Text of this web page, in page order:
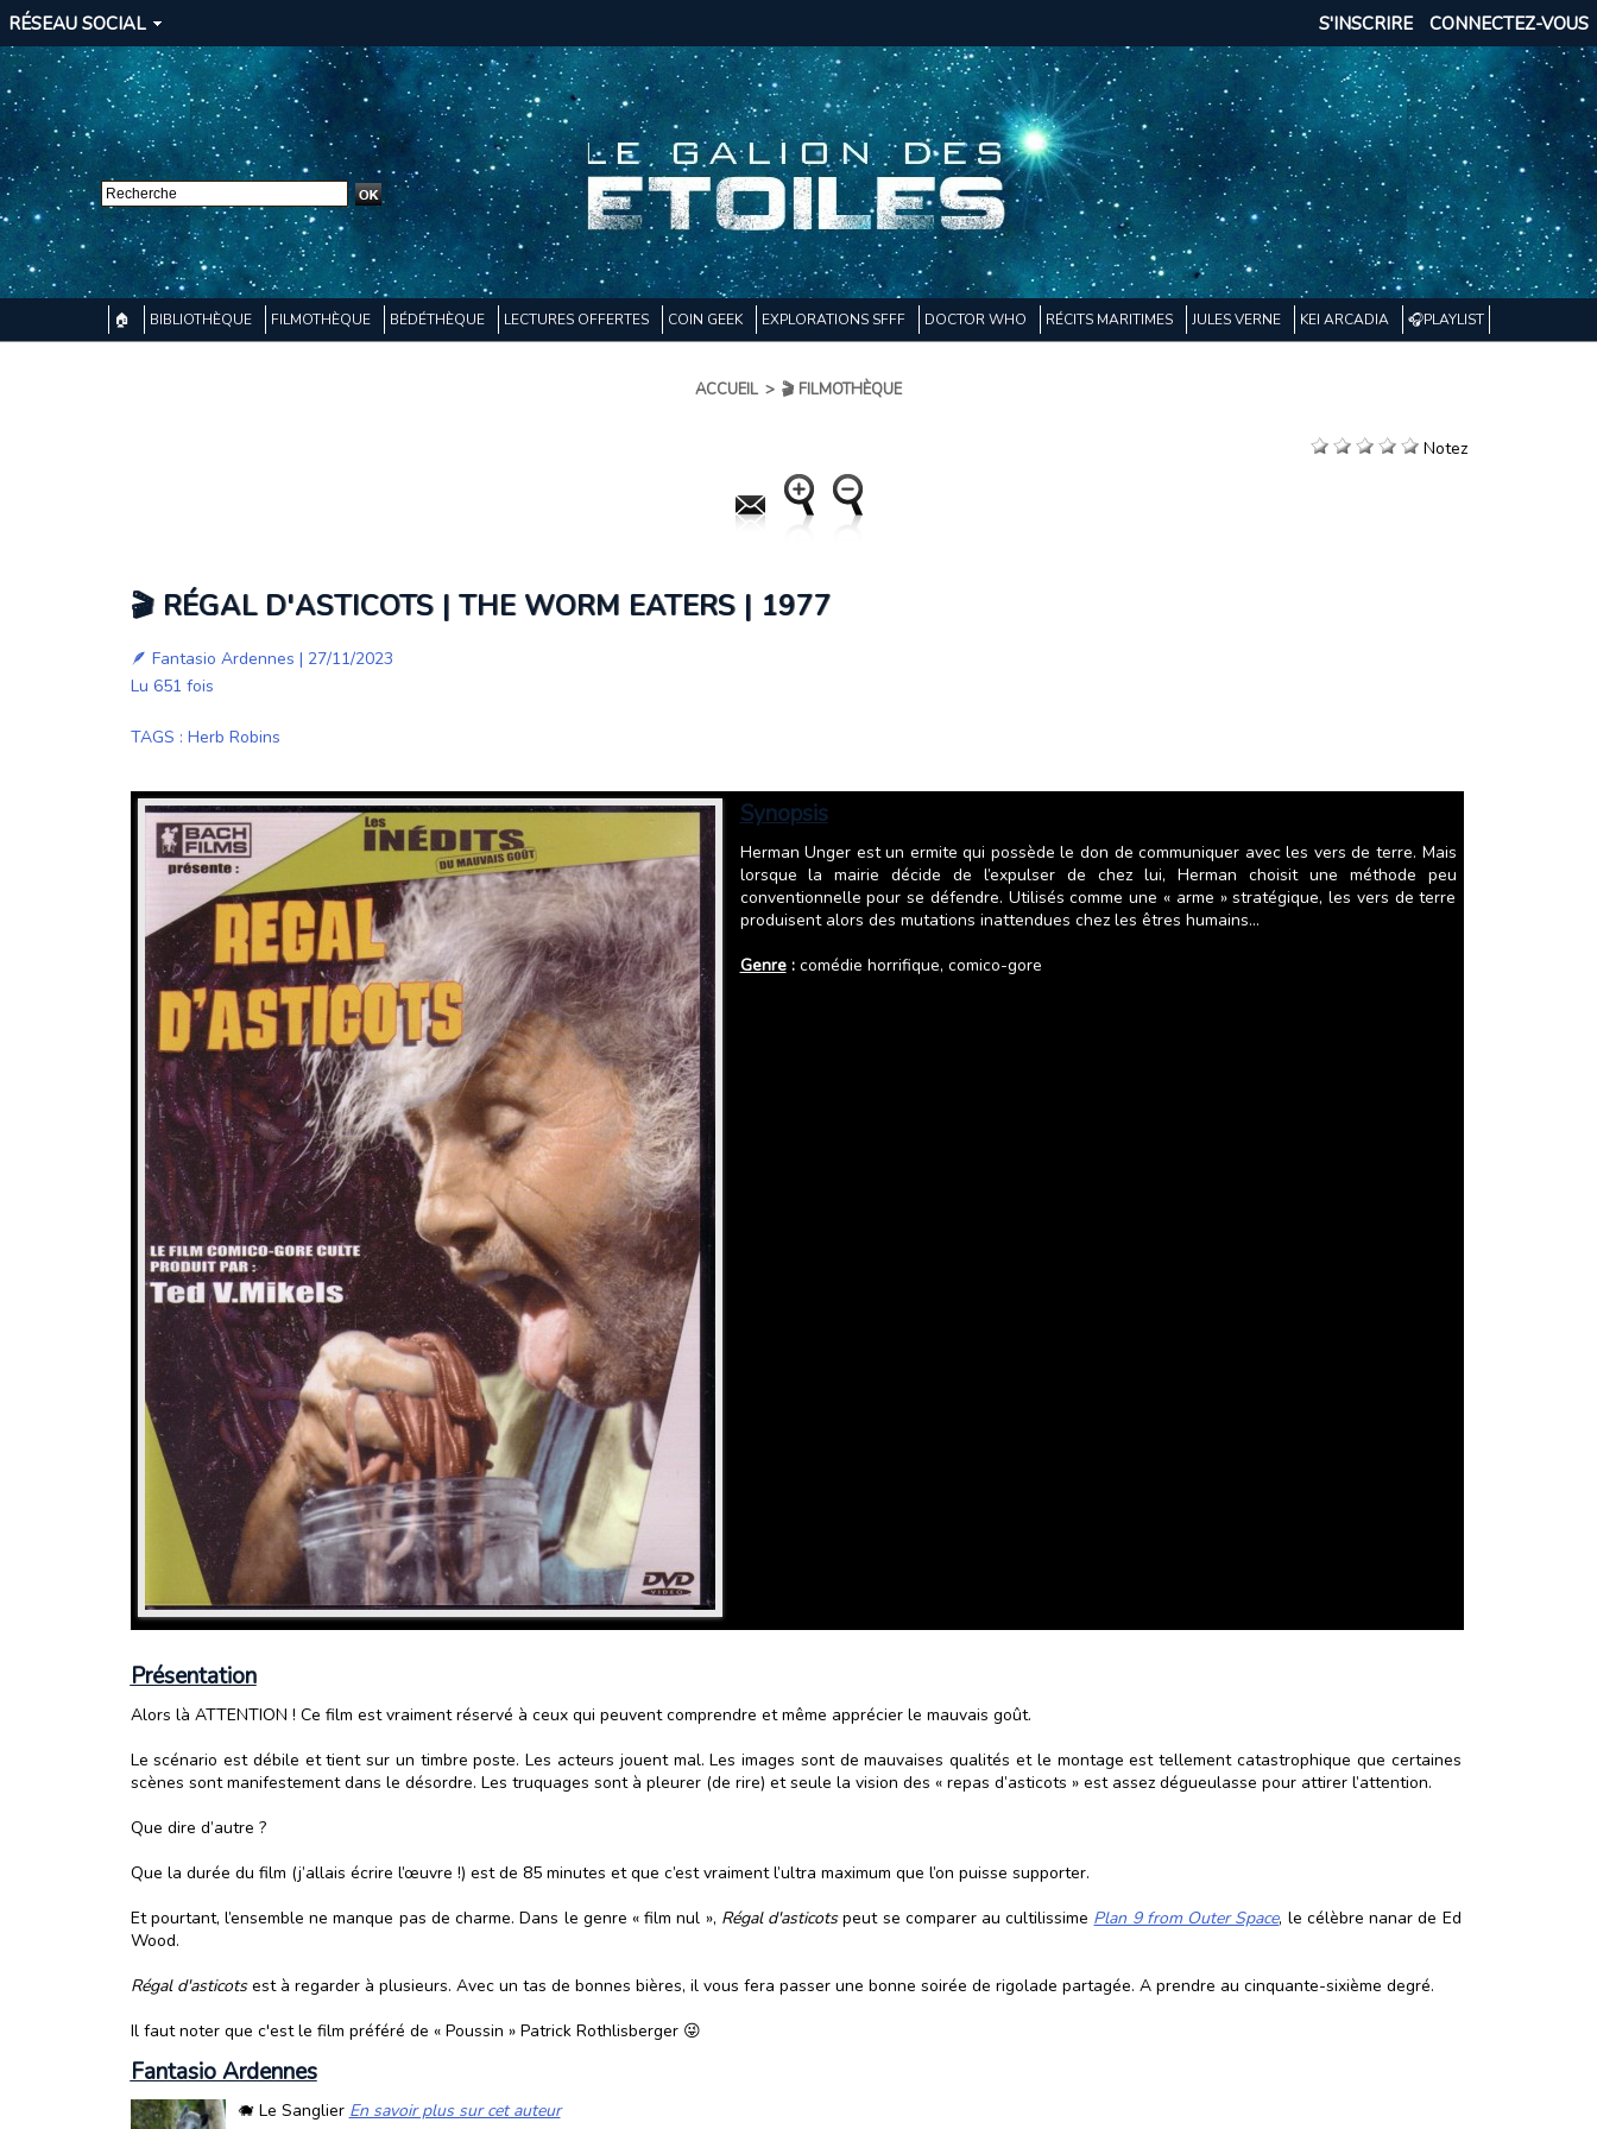
RÉSEAU SOCIAL CONNECTEZ-VOUS
S'INSCRIRE
🏠 BIBLIOTHÈQUE FILMOTHÈQUE BÉDÉTHÈQUE LECTURES OFFERTES COIN GEEK EXPLORATIONS SFFF DOCTOR WHO RÉCITS MARITIMES JULES VERNE KEI ARCADIA 🎧PLAYLIST
ACCUEIL > 🎬 FILMOTHÈQUE
Notez
🎬 RÉGAL D'ASTICOTS | THE WORM EATERS | 1977
🪶 Fantasio Ardennes | 27/11/2023
Lu 651 fois
TAGS : Herb Robins
Synopsis
Herman Unger est un ermite qui possède le don de communiquer avec les vers de terre. Mais
lorsque la mairie décide de l’expulser de chez lui, Herman choisit une méthode peu
conventionnelle pour se défendre. Utilisés comme une « arme » stratégique, les vers de terre
produisent alors des mutations inattendues chez les êtres humains…
Genre:comédie horrifique, comico-gore
Présentation
Alors là ATTENTION ! Ce film est vraiment réservé à ceux qui peuvent comprendre et même apprécier le mauvais goût.
Le scénario est débile et tient sur un timbre poste. Les acteurs jouent mal. Les images sont de mauvaises qualités et le montage est tellement catastrophique que certaines
scènes sont manifestement dans le désordre. Les truquages sont à pleurer (de rire) et seule la vision des « repas d’asticots » est assez dégueulasse pour attirer l’attention.
Que dire d’autre ?
Que la durée du film (j’allais écrire l’œuvre !) est de 85 minutes et que c’est vraiment l’ultra maximum que l’on puisse supporter.
Et pourtant, l’ensemble ne manque pas de charme. Dans le genre « film nul », Régal d'asticotspeut se comparer au cultilissime Plan 9 from Outer Space, le célèbre nanar de Ed
Wood.
Régal d'asticotsest à regarder à plusieurs. Avec un tas de bonnes bières, il vous fera passer une bonne soirée de rigolade partagée. A prendre au cinquante-sixième degré.
Il faut noter que c'est le film préféré de « Poussin » Patrick Rothlisberger 😜
Fantasio Ardennes
🐗 Le Sanglier En savoir plus sur cet auteur